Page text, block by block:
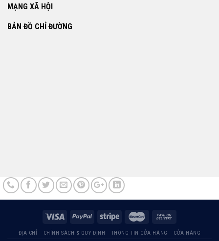
MẠNG XÃ HỘI
BẢN ĐỒ CHỈ ĐƯỜNG
ĐỊA CHỈ CHÍNH SÁCH & QUY ĐỊNH THÔNG TIN CỬA HÀNG CỬA HÀNG